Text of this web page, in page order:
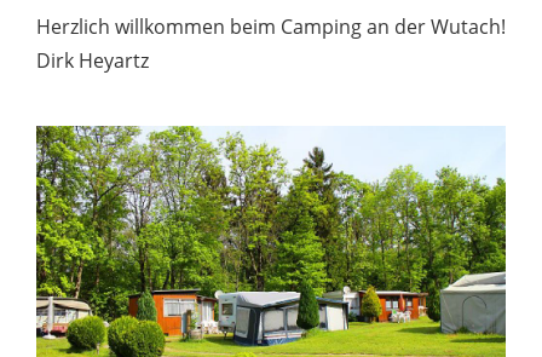
Herzlich willkommen beim Camping an der Wutach!
Dirk Heyartz